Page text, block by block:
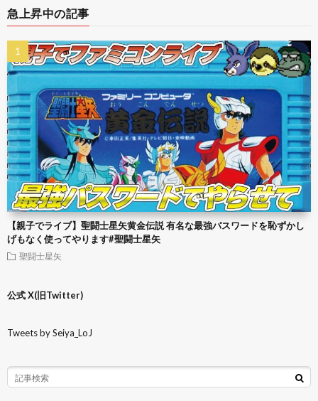
急上昇中の記事
【親子でライブ】聖闘士星矢黄金伝説 有名な最強パスワードを恥ずかし
げもなく使ってやります#聖闘士星矢
聖闘士星矢
公式 X(旧Twitter)
Tweets by Seiya_LoJ